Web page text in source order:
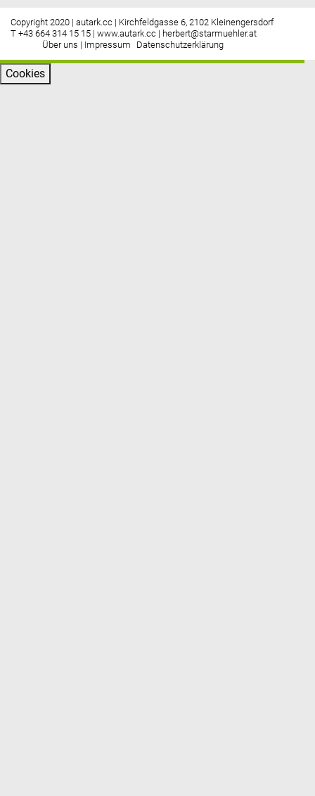
Copyright 2020 | autark.cc | Kirchfeldgasse 6, 2102 Kleinengersdorf
T +43 664 314 15 15 | www.autark.cc | herbert@starmuehler.at
Über uns | Impressum Datenschutzerklärung
Cookies